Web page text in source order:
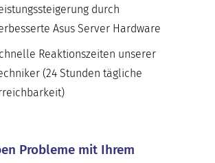
durch
Asus Server Hardware
Reaktionszeiten unserer
(24 Stunden tägliche
Probleme mit Ihrem